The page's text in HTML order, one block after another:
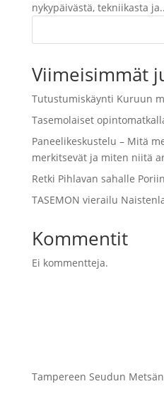
nykypäivästä, tekniikasta
Viimeisimmät
Tutustumiskäynti Kuruun
Tasemolaiset
Paneelikeskustelu – Mitä
merkitsevät ja miten niitä
Retki Pihlavan sahalle Poriin
TASEMON vierailu
Kommentit
Ei kommentteja.
Tampereen Seudun